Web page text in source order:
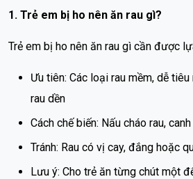
1. Trẻ em bị ho nên ăn rau gì?
Trẻ em bị ho nên ăn rau gì cần được
Ưu tiên: Các loại rau mềm, dễ
rau dền
Cách chế biến: Nấu cháo rau,
Tránh: Rau có vị cay, đắng hoặc
Lưu ý: Cho trẻ ăn từng chút một